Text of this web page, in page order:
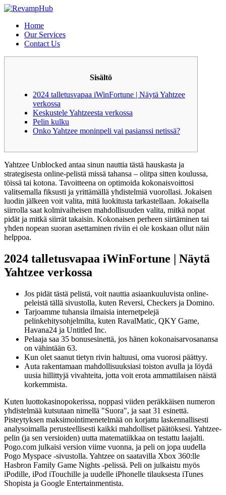
Skip
contentHome
Our Services
Contact Us
Sisältö
2024 talletusvapaa iWinFortune | Näytä Yahtzee
verkossa
Keskustele Yahtzeesta verkossa
Pelin kulku
Onko Yahtzee moninpeli vai pasianssi netissä?
Yahtzee Unblocked antaa sinun nauttia tästä hauskasta ja
strategisesta online-pelistä missä tahansa – olitpa sitten koulussa,
töissä tai kotona. Tavoitteena on optimoida kokonaisvoittosi
valitsemalla fiksusti ja yrittämällä yhdistelmiä vuorollasi. Jokaisen
luodin jälkeen voit valita, mitä luokitusta tarkastellaan. Jokaisella
siirrolla saat kolmivaiheisen mahdollisuuden valita, mitkä nopat
pidät ja mitkä siirrät takaisin. Kokonaisen perheen siirtäminen tai
yhden nopean suoran asettaminen riviin ei ole koskaan ollut näin
helppoa.
2024 talletusvapaa iWinFortune | Näytä
Yahtzee verkossa
Jos pidät tästä pelistä, voit nauttia asiaankuuluvista online-
peleistä tällä sivustolla, kuten Reversi, Checkers ja Domino.
Tarjoamme tuhansia ilmaisia ​​internetpelejä
pelinkehitysohjelmilta, kuten RavalMatic, QKY Game,
Havana24 ja Untitled Inc.
Pelaaja saa 35 bonusesinettä, jos hänen kokonaisarvosanansa
on vähintään 63.
Kun olet saanut tietyn rivin haltuusi, oma vuorosi päättyy.
Auta rakentamaan mahdollisuuksiasi toiston avulla ja löydä
uusia hillittyjä vivahteita, jotta voit erota ammattilaisen näistä
korkemmista.
Kuten luottokasinopokerissa, noppasi viiden peräkkäisen numeron
yhdistelmää kutsutaan nimellä "Suora", ja saat 31 esinettä.
Pisteytyksen maksimointimenetelmää on korjattu laskennallisesti
analysoimalla perusteellisesti kaikki mahdolliset päätöksesi. Yahtzee-
pelin (ja sen versioiden) uutta matematiikkaa on testattu laajalti.
Pogo.com julkaisi version viime vuonna, ja peli on jopa uudella
Pogo Myspace -sivustolla. Yahtzee on saatavilla Xbox 360:lle
Hasbron Family Game Nights -pelissä. Peli on julkaistu myös
iPodille, iPod iTouchille ja uudelle iPhonelle tilauksesta iTunes
Shopista ja Google Entertainmentista.